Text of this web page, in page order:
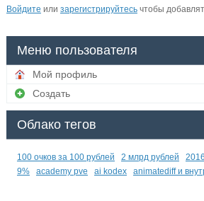
Войдите или зарегистрируйтесьчтобы
Меню пользователя
Мой профиль
Создать
Облако тегов
100 очков за 100 рублей 2 млрд рублей 2016
9%
academy pve ai kodex animatediff и